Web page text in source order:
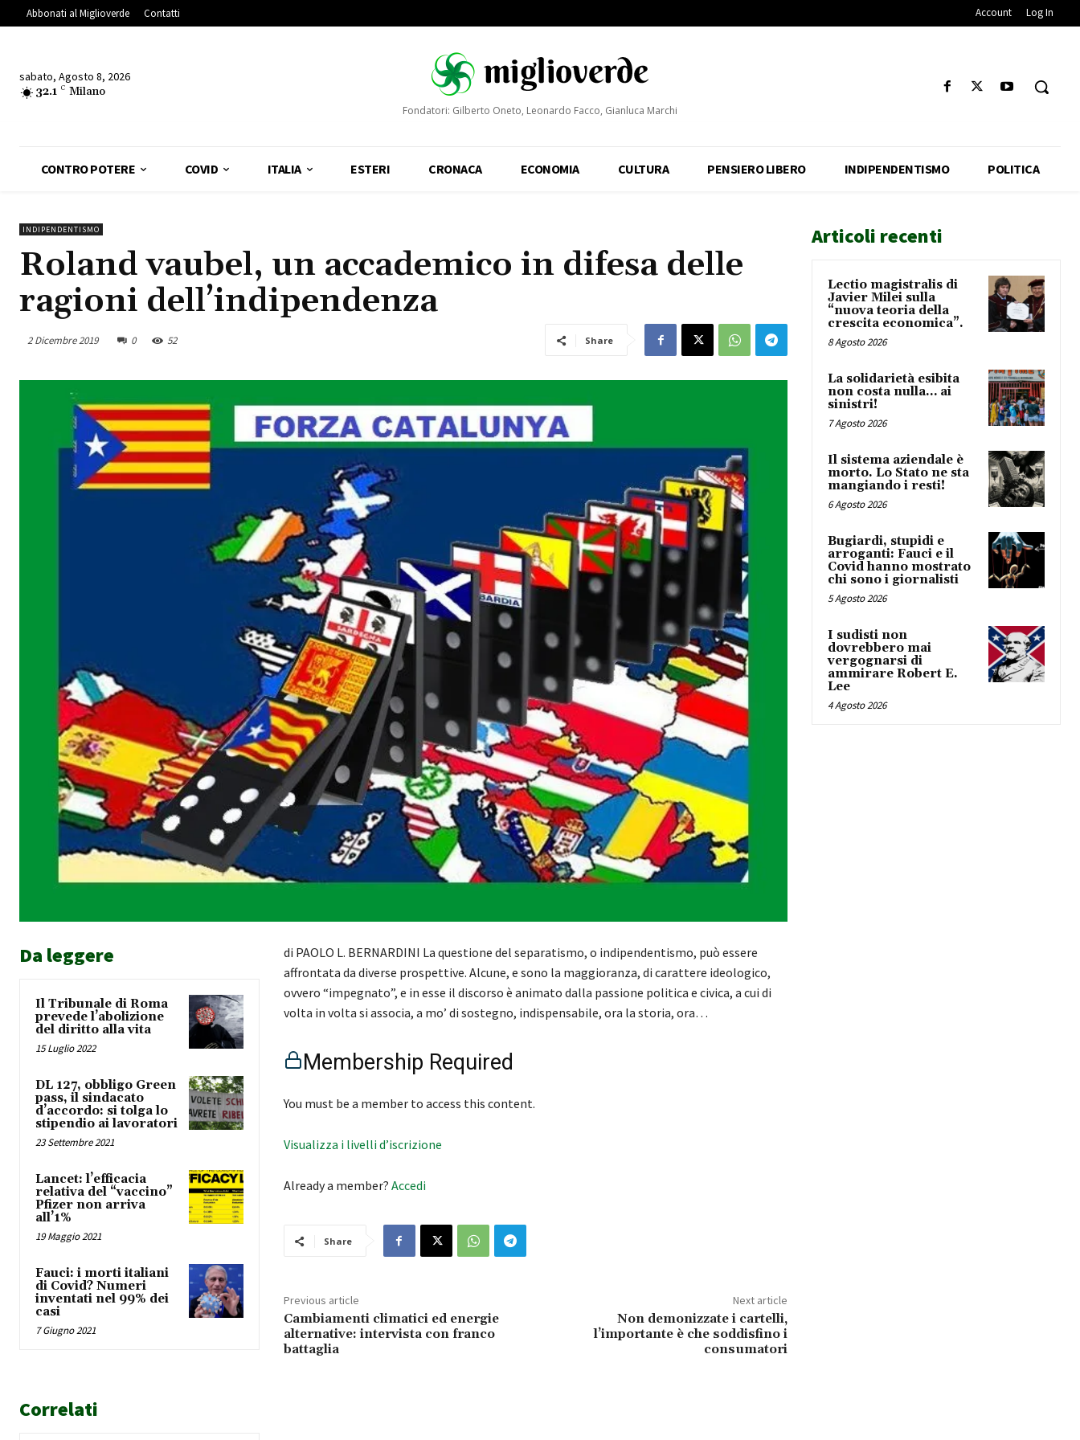
Abbonati al Miglioverde Contatti Account Log In
sabato, Agosto 8, 2026
32.1 C Milano
Fondatori: Gilberto Oneto, Leonardo Facco, Gianluca Marchi
CONTRO POTERE COVID ITALIA ESTERI CRONACA ECONOMIA CULTURA PENSIERO LIBERO INDIPENDENTISMO POLITICA
INDIPENDENTISMO
Roland vaubel, un accademico in difesa delle
ragioni dell’indipendenza
2 Dicembre 2019 0 52 Share
Da leggere
Il Tribunale di Roma
prevede l’abolizione
del diritto alla vita
15 Luglio 2022
DL 127, obbligo Green
pass, il sindacato
d’accordo: si tolga lo
stipendio ai lavoratori
23 Settembre 2021
Lancet: l’efficacia
relativa del “vaccino”
Pfizer non arriva
all’1%
19 Maggio 2021
Fauci: i morti italiani
di Covid? Numeri
inventati nel 99% dei
casi
7 Giugno 2021
di PAOLO L. BERNARDINI La questione del separatismo, o indipendentismo, può essere
affrontata da diverse prospettive. Alcune, e sono la maggioranza, di carattere ideologico,
ovvero “impegnato”, e in esse il discorso è animato dalla passione politica e civica, a cui di
volta in volta si associa, a mo’ di sostegno, indispensabile, ora la storia, ora…
Membership Required
You must be a member to access this content.
Visualizza i livelli d’iscrizione
Already a member? Accedi
Share
Previous article
Cambiamenti climatici ed energie
alternative: intervista con franco
battaglia
Next article
Non demonizzate i cartelli,
l’importante è che soddisfino i
consumatori
Correlati
Articoli recenti
Lectio magistralis di
Javier Milei sulla
“nuova teoria della
crescita economica”.
8 Agosto 2026
La solidarietà esibita
non costa nulla… ai
sinistri!
7 Agosto 2026
Il sistema aziendale è
morto. Lo Stato ne sta
mangiando i resti!
6 Agosto 2026
Bugiardi, stupidi e
arroganti: Fauci e il
Covid hanno mostrato
chi sono i giornalisti
5 Agosto 2026
I sudisti non
dovrebbero mai
vergognarsi di
ammirare Robert E.
Lee
4 Agosto 2026